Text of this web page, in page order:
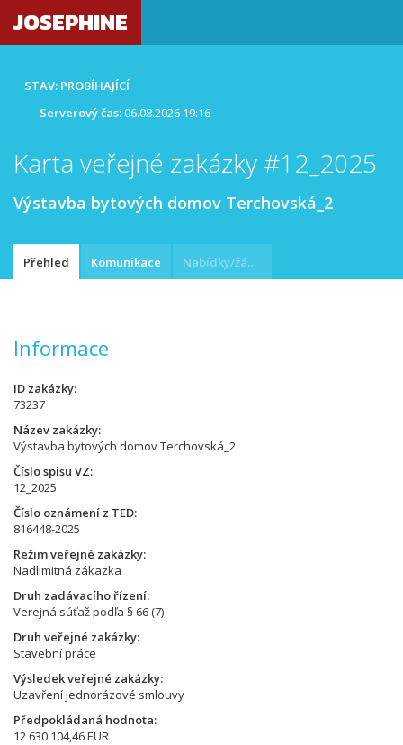
JOSEPHINE
STAV: PROBÍHAJÍCÍ
Serverový čas:06.08.2026 19:16
Karta veřejné zakázky #12_2025
Výstavba bytových domov Terchovská_2
Přehled Komunikace Nabídky/žádosti
Informace
ID zakázky
73237
Název zakázky
Výstavba bytových domov Terchovská_2
Číslo spisu VZ
12_2025
Číslo oznámení z TED
816448-2025
Režim veřejné zakázky
Nadlimitná zákazka
Druh zadávacího řízení
Verejná súťaž podľa § 66 (7)
Druh veřejné zakázky
Stavební práce
Výsledek veřejné zakázky
Uzavření jednorázové smlouvy
Předpokládaná hodnota
12 630 104,46 EUR